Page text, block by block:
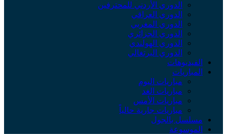
الدوري الأردني للمحترفين
الدوري العراقي
الدوري المغربي
الدوري الجزائري
الدوري الهولندي
الدوري البرتغالي
مباريات اليوم
مباريات الغد
مباريات الأمس
مباريات جارية حالياً
بالجول